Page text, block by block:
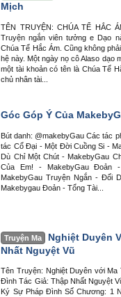
Mịch
TÊN TRUYỆN: CHÚA TỂ HẮC
Truyện ngắn viên tưởng e Dạo
Chúa Tể Hắc Ám. Cũng không
hệ này. Một ngày nọ cô Alaso dạo
một tài khoản có tên là Chúa Tể
chủ nhân tài...
Góc Góp Ý Của
Bút danh: @makebyGau Các tác
tác Cổ Đại - Một Đời Cuồng Si -
Dù Chỉ Một Chút - MakebyGau
Của Em! - MakebyGau
MakebyGau Truyện Ngắn - Đối
Makebygau Đoản - Tổng Tài...
Truyện Ma
Nghiệt Duyên
Nhất Nguyệt Vũ
Tên Truyện: Nghiệt Duyên với Ma
Đình Tác Giả: Thập Nhất Nguyệt
Ký Sự Pháp Đình Số Chương: 1